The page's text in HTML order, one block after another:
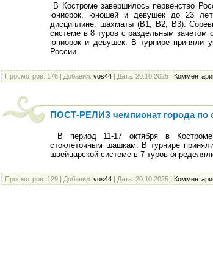
В Костроме завершилось первенство
юниорок, юношей и девушек до 23
дисциплине: шахматы (В1, В2, В3).
системе в 8 туров с раздельным
юниорок и девушек. В турнире приняли
России.
Просмотров: 176 | Добавил: vos44 | Дата: 20.10.2025 |
ПОСТ-РЕЛИЗ чемпионат города
В период 11-17 октября в
стоклеточным шашкам. В турнире
швейцарской системе в 7 туров
Просмотров: 129 | Добавил: vos44 | Дата: 20.10.2025 |